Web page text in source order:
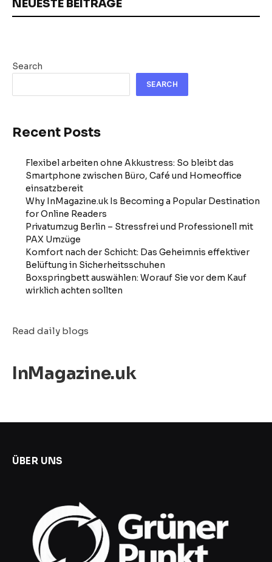
NEUESTE BEITRÄGE
Search
SEARCH
Recent Posts
Flexibel arbeiten ohne Akkustress: So bleibt das
Smartphone zwischen Büro, Café und Homeoffice
einsatzbereit
Why InMagazine.uk Is Becoming a Popular Destination
for Online Readers
Privatumzug Berlin – Stressfrei und Professionell mit
PAX Umzüge
Komfort nach der Schicht: Das Geheimnis effektiver
Belüftung in Sicherheitsschuhen
Boxspringbett auswählen: Worauf Sie vor dem Kauf
wirklich achten sollten
Read daily blogs
InMagazine.uk
ÜBER UNS